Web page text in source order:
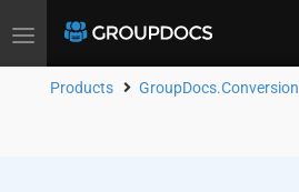
Toggle
Products GroupDocs.Conversion